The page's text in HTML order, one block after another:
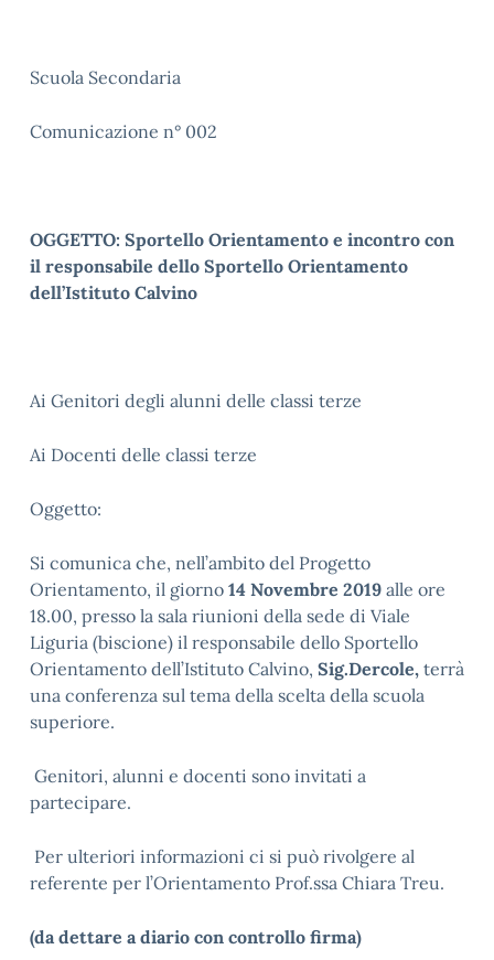
Scuola Secondaria
Comunicazione n° 002
OGGETTO: Sportello Orientamento e incontro con
il responsabile dello Sportello Orientamento
dell’Istituto Calvino
Ai Genitori degli alunni delle classi terze
Ai Docenti delle classi terze
Oggetto:
Si comunica che, nell’ambito del Progetto
Orientamento, il giorno 14 Novembre 2019 alle ore
18.00, presso la sala riunioni della sede di Viale
Liguria (biscione) il responsabile dello Sportello
Orientamento dell’Istituto Calvino, Sig.Dercole, terrà
una conferenza sul tema della scelta della scuola
superiore.
Genitori, alunni e docenti sono invitati a
partecipare.
Per ulteriori informazioni ci si può rivolgere al
referente per l’Orientamento Prof.ssa Chiara Treu.
(da dettare a diario con controllo firma)